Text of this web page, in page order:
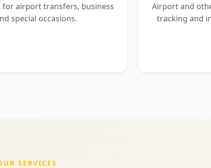
for airport transfers, business
special occasions.
Airport and
tracking and
SERVICES